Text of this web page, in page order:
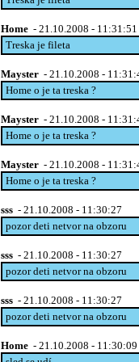
Home - 21.10.2008 - 11:31:51
Treska je fileta
Mayster - 21.10.2008 -
Home o je ta treska ?
Mayster - 21.10.2008 -
Home o je ta treska ?
Mayster - 21.10.2008 -
Home o je ta treska ?
sss - 21.10.2008 - 11:30:27
pozor deti netvor na obzoru
sss - 21.10.2008 - 11:30:27
pozor deti netvor na obzoru
sss - 21.10.2008 - 11:30:27
pozor deti netvor na obzoru
Home - 21.10.2008 - 11:30:09